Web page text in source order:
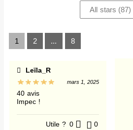
All stars (87)
1 2 ... 8
Leïla_R
40 avis
mars 1, 2025
Impec !
Utile ? 0 0